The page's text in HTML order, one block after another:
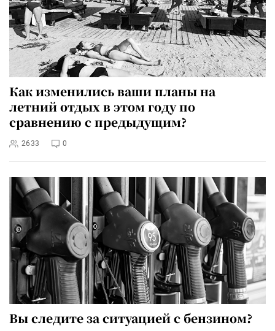
Как изменились ваши планы на
летний отдых в этом году по
сравнению с предыдущим?
2633 0
Вы следите за ситуацией с бензином?